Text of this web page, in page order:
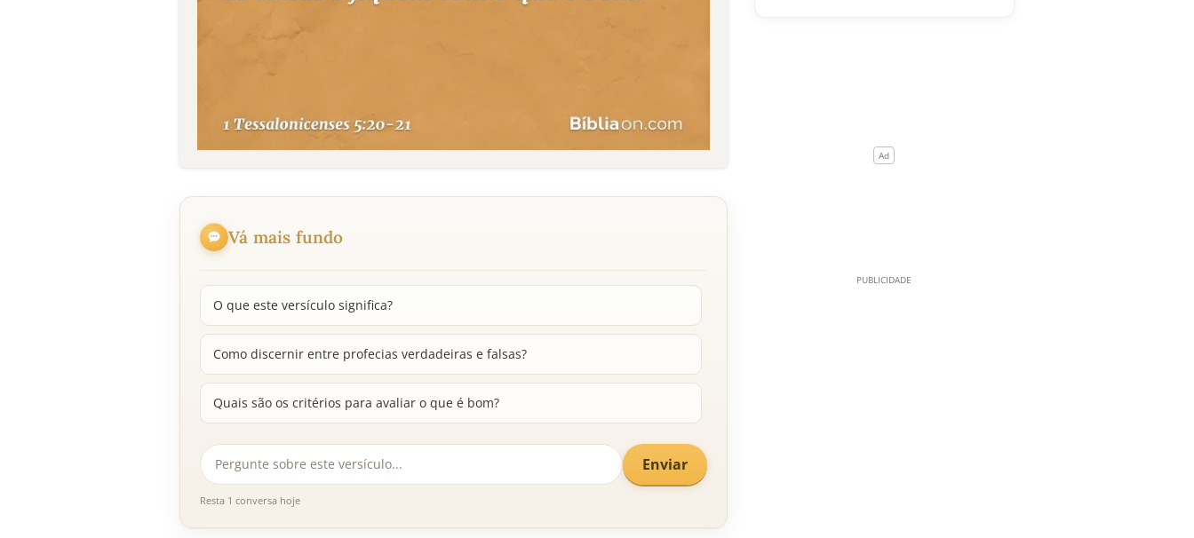
Vá mais fundo
O que este versículo significa?
Como discernir entre profecias verdadeiras e falsas?
Quais são os critérios para avaliar o que é bom?
Enviar
Resta 1 conversa hoje